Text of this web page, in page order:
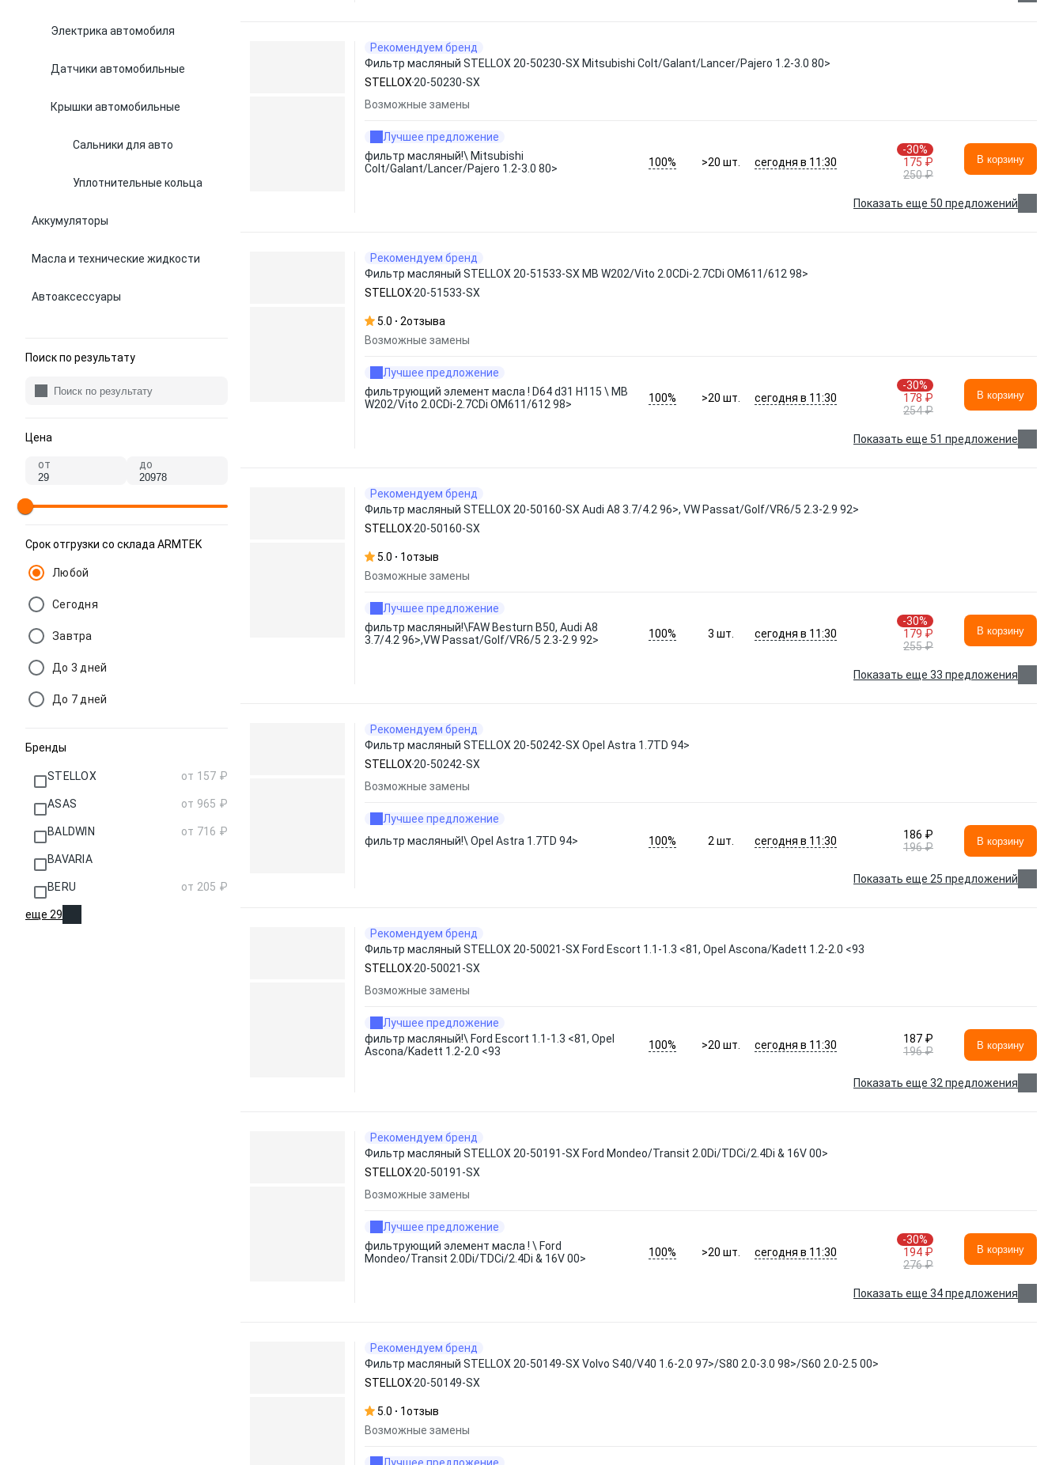
Электрика автомобиля
Датчики автомобильные
Крышки автомобильные
Сальники для авто
Уплотнительные кольца
Аккумуляторы
Масла и технические жидкости
Автоаксессуары
Поиск по результату
Цена
от до
Срок отгрузки со склада ARMTEK
Любой
Сегодня
Завтра
До 3 дней
До 7 дней
Бренды
STELLOX от 157 ₽
ASAS от 965 ₽
BALDWIN от 716 ₽
BAVARIA
BERU от 205 ₽
еще 29
Рекомендуем бренд
Фильтр масляный STELLOX 20-50230-SX Mitsubishi Colt/Galant/Lancer/Pajero 1.2-3.0 80>
STELLOX 20-50230-SX
Возможные замены
Лучшее предложение
фильтр масляный!\ Mitsubishi
Colt/Galant/Lancer/Pajero 1.2-3.0 80>
100% >20 шт. сегодня в 11:30
-30%
175 ₽
250 ₽
В корзину
Показать еще 50 предложений
Рекомендуем бренд
Фильтр масляный STELLOX 20-51533-SX MB W202/Vito 2.0CDi-2.7CDi OM611/612 98>
STELLOX 20-51533-SX
5.0 2отзыва
Возможные замены
Лучшее предложение
фильтрующий элемент масла ! D64 d31 H115 \ MB
W202/Vito 2.0CDi-2.7CDi OM611/612 98>
100% >20 шт. сегодня в 11:30
-30%
178 ₽
254 ₽
В корзину
Показать еще 51 предложение
Рекомендуем бренд
Фильтр масляный STELLOX 20-50160-SX Audi A8 3.7/4.2 96>, VW Passat/Golf/VR6/5 2.3-2.9 92>
STELLOX 20-50160-SX
5.0 1отзыв
Возможные замены
Лучшее предложение
фильтр масляный!\FAW Besturn B50, Audi A8
3.7/4.2 96>,VW Passat/Golf/VR6/5 2.3-2.9 92>
100% 3 шт. сегодня в 11:30
-30%
179 ₽
255 ₽
В корзину
Показать еще 33 предложения
Рекомендуем бренд
Фильтр масляный STELLOX 20-50242-SX Opel Astra 1.7TD 94>
STELLOX 20-50242-SX
Возможные замены
Лучшее предложение
фильтр масляный!\ Opel Astra 1.7TD 94>
100% 2 шт. сегодня в 11:30
186 ₽
196 ₽
В корзину
Показать еще 25 предложений
Рекомендуем бренд
Фильтр масляный STELLOX 20-50021-SX Ford Escort 1.1-1.3 <81, Opel Ascona/Kadett 1.2-2.0 <93
STELLOX 20-50021-SX
Возможные замены
Лучшее предложение
фильтр масляный!\ Ford Escort 1.1-1.3 <81, Opel
Ascona/Kadett 1.2-2.0 <93
100% >20 шт. сегодня в 11:30
187 ₽
196 ₽
В корзину
Показать еще 32 предложения
Рекомендуем бренд
Фильтр масляный STELLOX 20-50191-SX Ford Mondeo/Transit 2.0Di/TDCi/2.4Di & 16V 00>
STELLOX 20-50191-SX
Возможные замены
Лучшее предложение
фильтрующий элемент масла ! \ Ford
Mondeo/Transit 2.0Di/TDCi/2.4Di & 16V 00>
100% >20 шт. сегодня в 11:30
-30%
194 ₽
276 ₽
В корзину
Показать еще 34 предложения
Рекомендуем бренд
Фильтр масляный STELLOX 20-50149-SX Volvo S40/V40 1.6-2.0 97>/S80 2.0-3.0 98>/S60 2.0-2.5 00>
STELLOX 20-50149-SX
5.0 1отзыв
Возможные замены